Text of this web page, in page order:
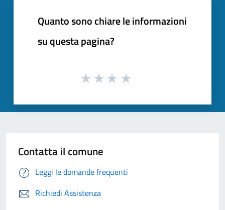
Quanto sono chiare le informazioni
su questa pagina?
Contatta il comune
Leggi le domande frequenti
Richiedi Assistenza